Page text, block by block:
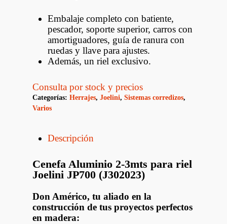
Embalaje completo con batiente,
pescador, soporte superior, carros con
amortiguadores, guía de ranura con
ruedas y llave para ajustes.
Además, un riel exclusivo.
Consulta por stock y precios
Categorías: Herrajes, Joelini, Sistemas corredizos,
Varios
Descripción
Cenefa Aluminio 2-3mts para riel
Joelini JP700 (J302023)
Don Américo, tu aliado en la
construcción de tus proyectos perfectos
en madera: